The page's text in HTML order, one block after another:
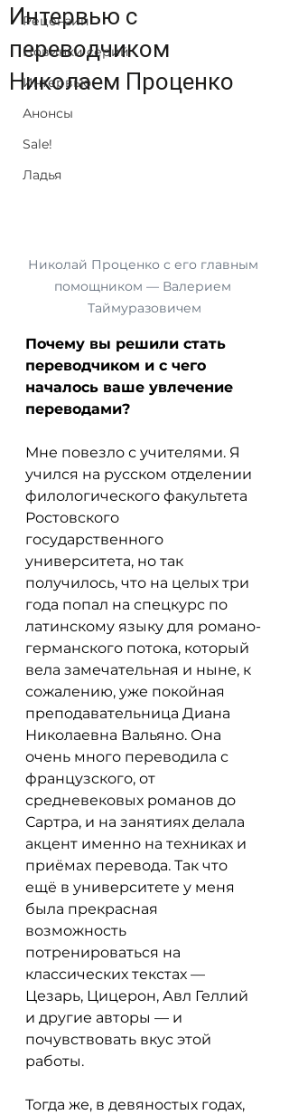
Рецензии
Новинки серий
Интервью
Анонсы
Sale!
Ладья
Интервью с
переводчиком
Николаем Проценко
Николай Проценко с его главным
помощником — Валерием
Таймуразовичем
Почему вы решили стать
переводчиком и с чего
началось ваше увлечение
переводами?
Мне повезло с учителями. Я
учился на русском отделении
филологического факультета
Ростовского
государственного
университета, но так
получилось, что на целых три
года попал на спецкурс по
латинскому языку для романо-
германского потока, который
вела замечательная и ныне, к
сожалению, уже покойная
преподавательница Диана
Николаевна Вальяно. Она
очень много переводила с
французского, от
средневековых романов до
Сартра, и на занятиях делала
акцент именно на техниках и
приёмах перевода. Так что
ещё в университете у меня
была прекрасная
возможность
потренироваться на
классических текстах —
Цезарь, Цицерон, Авл Геллий
и другие авторы — и
почувствовать вкус этой
работы.
Тогда же, в девяностых годах,